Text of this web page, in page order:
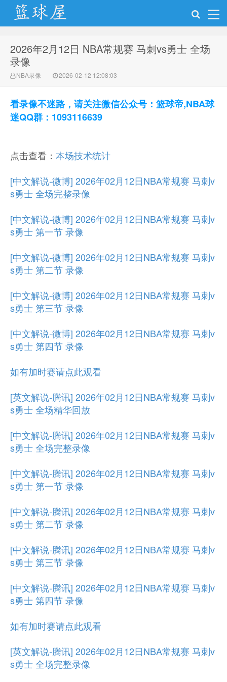
NBA录像网
2026年2月12日 NBA常规赛 马刺vs勇士 全场
录像
NBA录像 2026-02-12 12:08:03
看录像不迷路，请关注微信公众号：篮球帝,NBA球
迷QQ群：1093116639
点击查看： 本场技术统计
[中文解说-微博] 2026年02月12日NBA常规赛 马刺v
s勇士 全场完整录像
[中文解说-微博] 2026年02月12日NBA常规赛 马刺v
s勇士 第一节 录像
[中文解说-微博] 2026年02月12日NBA常规赛 马刺v
s勇士 第二节 录像
[中文解说-微博] 2026年02月12日NBA常规赛 马刺v
s勇士 第三节 录像
[中文解说-微博] 2026年02月12日NBA常规赛 马刺v
s勇士 第四节 录像
如有加时赛请点此观看
[英文解说-腾讯] 2026年02月12日NBA常规赛 马刺v
s勇士 全场精华回放
[中文解说-腾讯] 2026年02月12日NBA常规赛 马刺v
s勇士 全场完整录像
[中文解说-腾讯] 2026年02月12日NBA常规赛 马刺v
s勇士 第一节 录像
[中文解说-腾讯] 2026年02月12日NBA常规赛 马刺v
s勇士 第二节 录像
[中文解说-腾讯] 2026年02月12日NBA常规赛 马刺v
s勇士 第三节 录像
[中文解说-腾讯] 2026年02月12日NBA常规赛 马刺v
s勇士 第四节 录像
如有加时赛请点此观看
[英文解说-腾讯] 2026年02月12日NBA常规赛 马刺v
s勇士 全场完整录像